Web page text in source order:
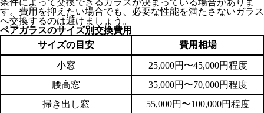
条件によって交換できるガラスが決まっている場合がありま
す。費用を抑えたい場合でも、必要な性能を満たさないガラス
へ交換するのは避けましょう。
ペアガラスのサイズ別交換費用
サイズの目安
費用相場
小窓
25,000円〜45,000円程度
腰高窓
35,000円〜70,000円程度
掃き出し窓
55,000円〜100,000円程度